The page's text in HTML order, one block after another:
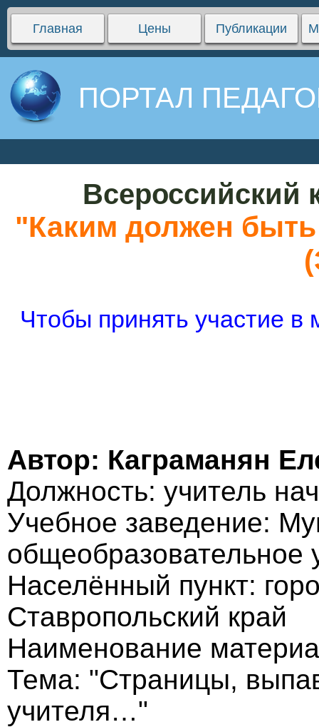
Главная Цены Публикации
ПОРТАЛ
Всероссийский
"Каким должен
Чтобы принять участие
Автор: Каграманян
Должность: учитель
Учебное заведение:
общеобразовательное
Населённый пункт:
Ставропольский край
Наименование
Тема: "Страницы,
учителя…"